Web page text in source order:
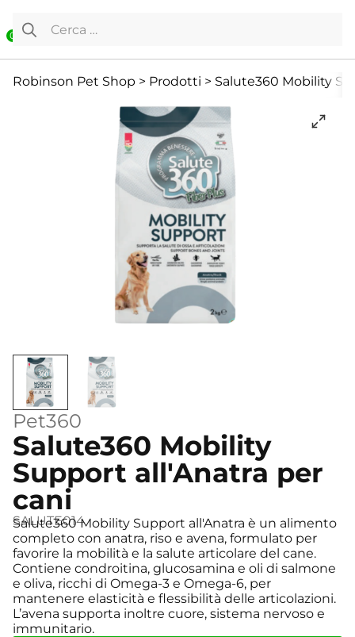
0
Ricerca per:
Robinson Pet Shop > Prodotti > Salute360 Mobility
Pet360
Salute360 Mobility
Support all'Anatra per
cani
SALUTE014
Salute360 Mobility Support all'Anatra è un alimento
completo con anatra, riso e avena, formulato per
favorire la mobilità e la salute articolare del cane.
Contiene condroitina, glucosamina e oli di salmone
e oliva, ricchi di Omega-3 e Omega-6, per
mantenere elasticità e flessibilità delle articolazioni.
L’avena supporta inoltre cuore, sistema nervoso e
immunitario.